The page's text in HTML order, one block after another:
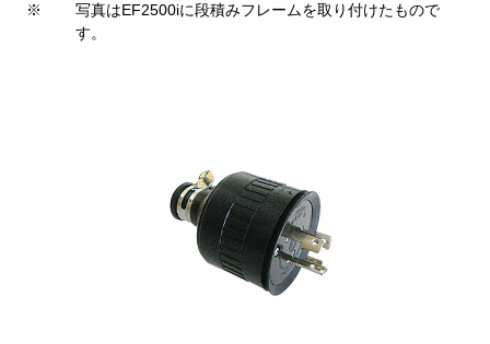
※
写真はEF2500iに段積みフレームを取り付けたもので
す。